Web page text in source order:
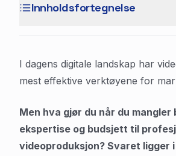
Innholdsfortegnelse
I dagens digitale landskap har
mest effektive verktøyene for
Men hva gjør du når du mangler
ekspertise og budsjett til
videoproduksjon? Svaret ligger